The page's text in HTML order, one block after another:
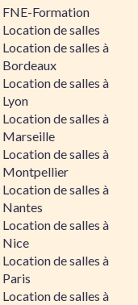
FNE-Formation
Location de salles
Location de salles à
Bordeaux
Location de salles à
Lyon
Location de salles à
Marseille
Location de salles à
Montpellier
Location de salles à
Nantes
Location de salles à
Nice
Location de salles à
Paris
Location de salles à